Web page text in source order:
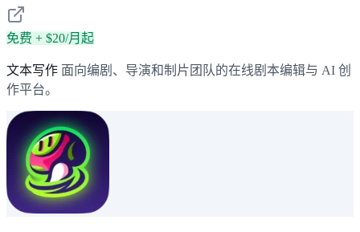
免费 + $20/月起
文本写作 面向编剧、导演和制片团队的在线剧本编辑与 AI 创
作平台。